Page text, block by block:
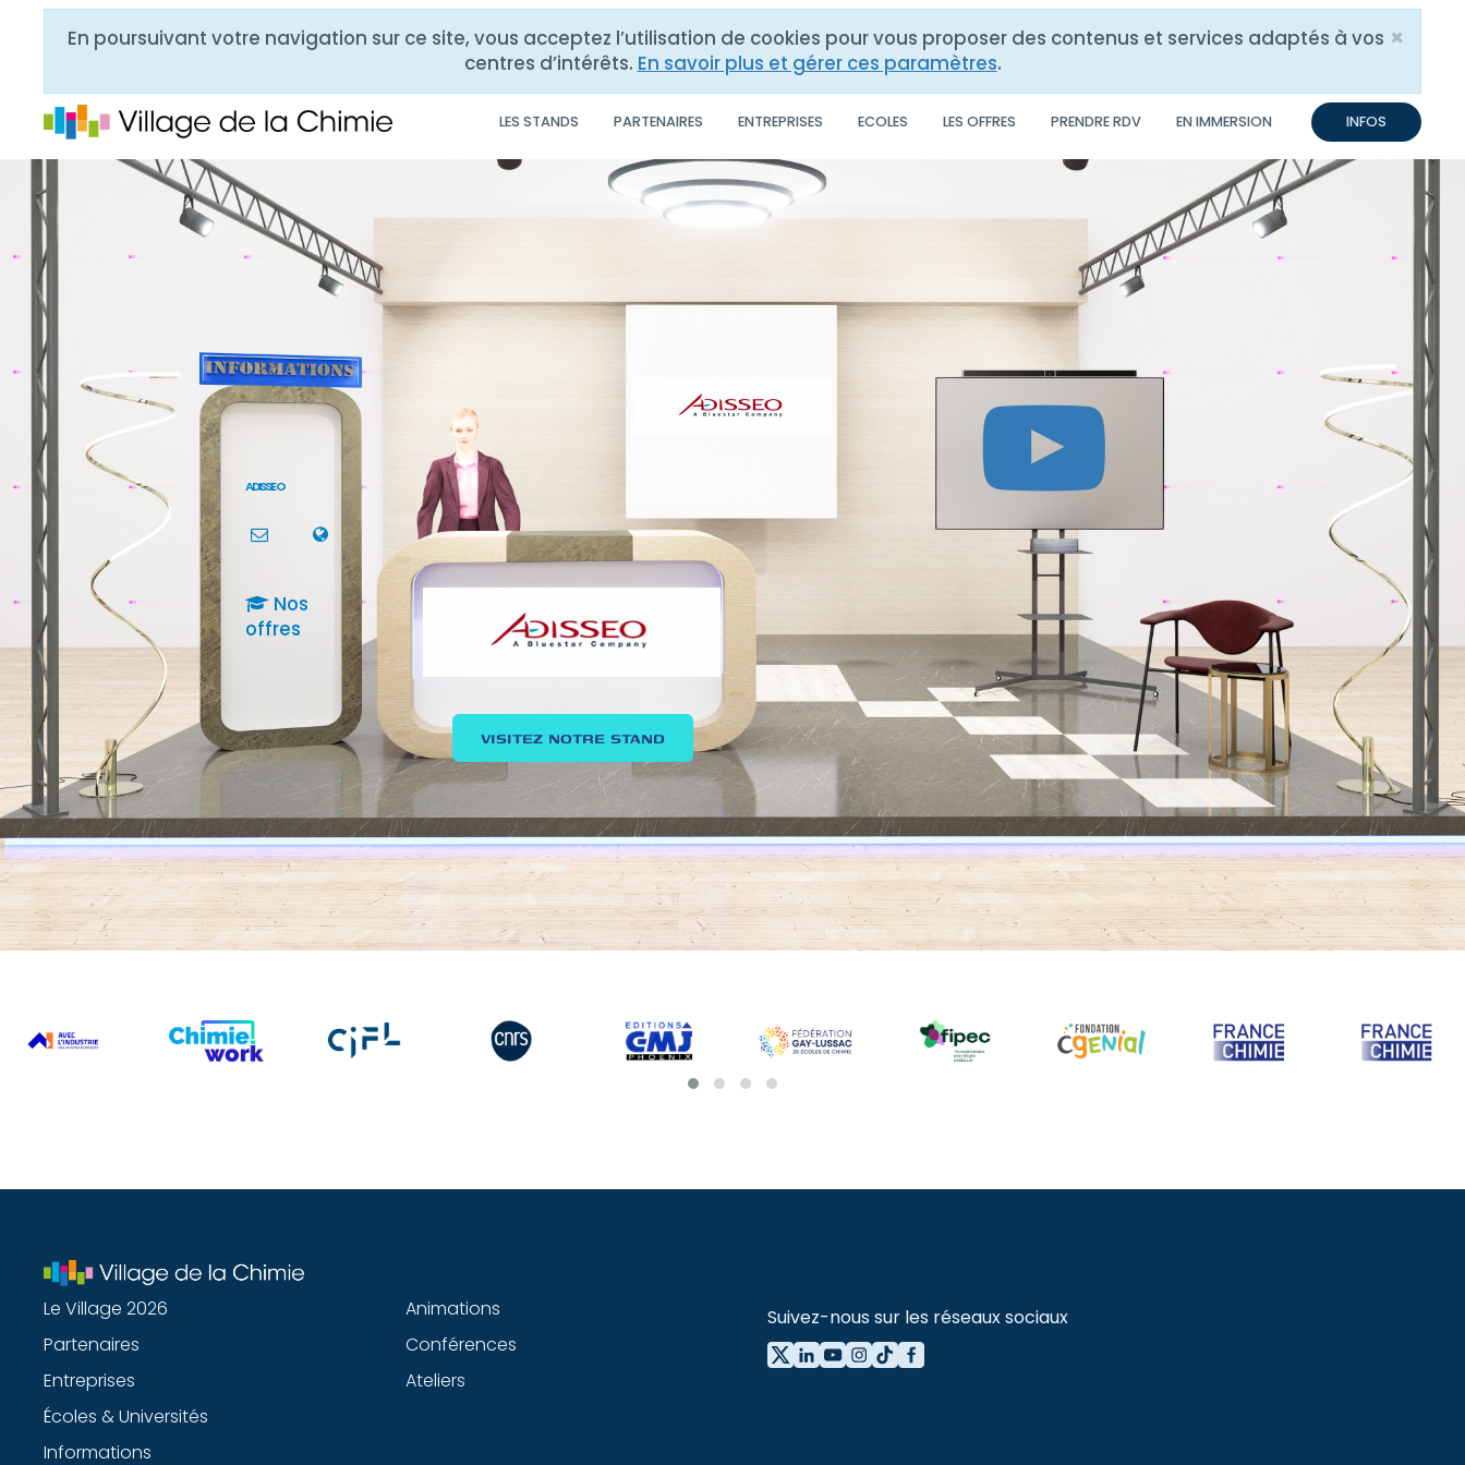
×
En poursuivant votre navigation sur ce site, vous acceptez l’utilisation de cookies pour vous proposer des contenus et services adaptés à vos
centres d’intérêts. En savoir plus et gérer ces paramètres.
LES STANDS PARTENAIRES ENTREPRISES ECOLES LES OFFRES PRENDRE RDV EN IMMERSION INFOS
VISITEZ NOTRE STAND
ADISSEO
Nos
offres
Le Village 2026
Partenaires
Entreprises
Écoles & Universités
Informations
Animations
Conférences
Ateliers
Suivez-nous sur les réseaux sociaux